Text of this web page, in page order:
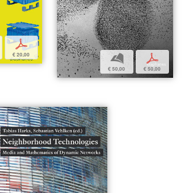
p
€ 20,00 b
€ 50,00
p
€ 50,00